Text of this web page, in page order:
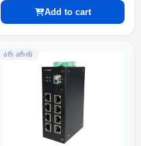
Add to cart
ᲐᲠ ᲐᲠᲘᲡ